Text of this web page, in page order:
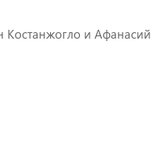
Костанжогло и Афанасий